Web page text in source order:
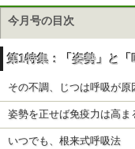
今月号の目次
第1特集：「姿勢」と「
その不調、じつは呼吸が原
姿勢を正せば免疫力は高ま
いつでも、根来式呼吸法